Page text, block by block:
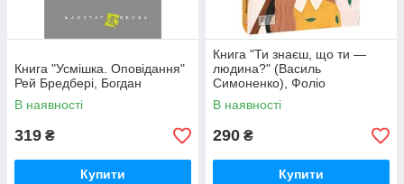
Книга "Усмішка. Оповідання"
Рей Бредбері, Богдан
В наявності
319 ₴
Купити
Книга "Ти знаєш, що ти —
людина?" (Василь
Симоненко), Фоліо
В наявності
290 ₴
Купити